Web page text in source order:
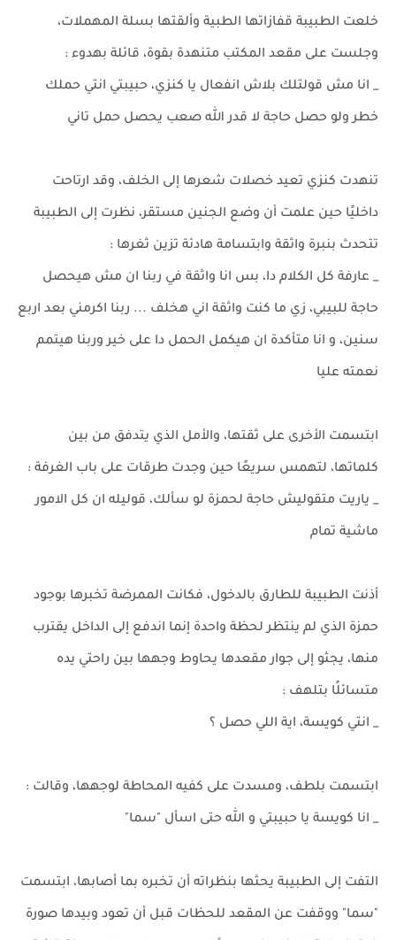
خلعت الطبيبة قفازاتها الطبية وألقتها بسلة المهملات،
وجلست على مقعد المكتب متنهدة بقوة، قائلة بهدوء :
_ انا مش قولتلك بلاش انفعال يا كنزي، حبيبتي انتي حملك
خطر ولو حصل حاجة لا قدر الله صعب يحصل حمل تاني
تنهدت كنزي تعيد خصلات شعرها إلى الخلف، وقد ارتاحت
داخليًا حين علمت أن وضع الجنين مستقر، نظرت إلى الطبيبة
تتحدث بنبرة واثقة وابتسامة هادئة تزين ثغرها :
_ عارفة كل الكلام دا، بس انا واثقة في ربنا ان مش هيحصل
حاجة للبيبي، زي ما كنت واثقة اني هخلف ... ربنا اكرمني بعد اربع
سنين، و انا متأكدة ان هيكمل الحمل دا على خير وربنا هيتمم
نعمته عليا
ابتسمت الأخرى على ثقتها، والأمل الذي يتدفق من بين
كلماتها، لتهمس سريعًا حين وجدت طرقات على باب الغرفة :
_ ياريت متقوليش حاجة لحمزة لو سألك، قوليله ان كل الامور
ماشية تمام
أذنت الطبيبة للطارق بالدخول، فكانت الممرضة تخبرها بوجود
حمزة الذي لم ينتظر لحظة واحدة إنما اندفع إلى الداخل يقترب
منها، يجثو إلى جوار مقعدها يحاوط وجهها بين راحتي يده
متسائلًا بتلهف :
_ انتي كويسة، اية اللي حصل ؟
ابتسمت بلطف، ومسدت على كفيه المحاطة لوجهها، وقالت :
_ انا كويسة يا حبيبتي و الله حتى اسأل "سما"
التفت إلى الطبيبة يحثها بنظراته أن تخبره بما أصابها، ابتسمت
"سما" ووقفت عن المقعد للحظات قبل أن تعود وبيدها صورة